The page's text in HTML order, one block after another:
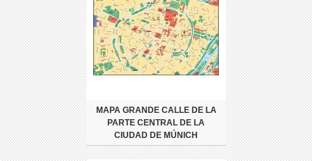
MAPA GRANDE CALLE DE LA
PARTE CENTRAL DE LA
CIUDAD DE MÚNICH